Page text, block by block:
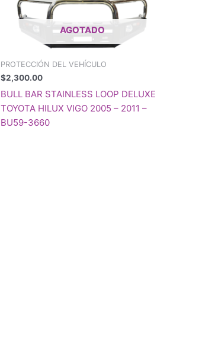
AGOTADO
PROTECCIÓN DEL VEHÍCULO
$2,300.00
BULL BAR STAINLESS LOOP DELUXE
TOYOTA HILUX VIGO 2005 – 2011 –
BU59-3660